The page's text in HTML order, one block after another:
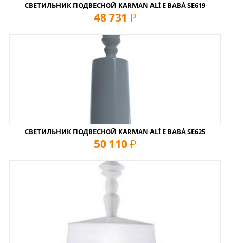
СВЕТИЛЬНИК ПОДВЕСНОЙ KARMAN ALÌ E BABÀ SE619
48 731 руб
СВЕТИЛЬНИК ПОДВЕСНОЙ KARMAN ALÌ E BABÀ SE625
50 110 руб